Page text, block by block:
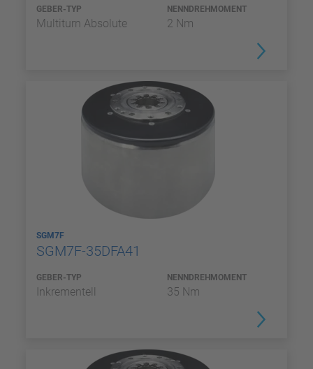
GEBER-TYP
Multiturn Absolute
NENNDREHMOMENT
2 Nm
SGM7F
SGM7F-35DFA41
GEBER-TYP
Inkrementell
NENNDREHMOMENT
35 Nm